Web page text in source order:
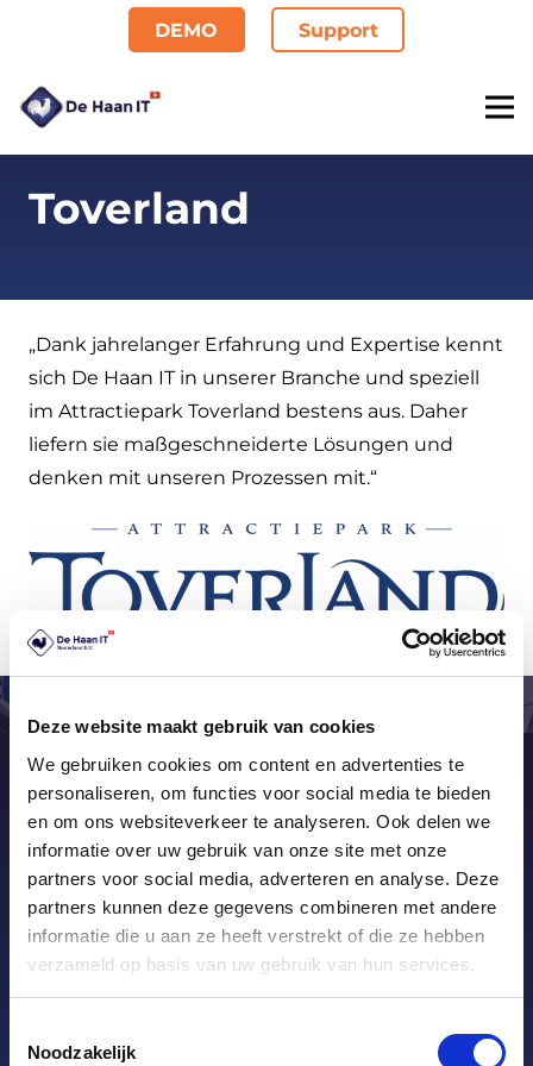
Deze website maakt gebruik van cookies
We gebruiken cookies om content en advertenties te
personaliseren, om functies voor social media te bieden
en om ons websiteverkeer te analyseren. Ook delen we
informatie over uw gebruik van onze site met onze
partners voor social media, adverteren en analyse. Deze
partners kunnen deze gegevens combineren met andere
informatie die u aan ze heeft verstrekt of die ze hebben
verzameld op basis van uw gebruik van hun services.
Noodzakelijk
DEMO Support
Toverland
„Dank jahrelanger Erfahrung und Expertise kennt
sich De Haan IT in unserer Branche und speziell
im Attractiepark Toverland bestens aus. Daher
liefern sie maßgeschneiderte Lösungen und
denken mit unseren Prozessen mit.“
Möchten Sie mehr erfahren?
Nehmen Sie dann bitte Kontakt
auf
Möchten Sie mehr über unsere kompletten POS-
Systeme erfahren, die Ihren Anforderungen
unendlichen Möglichkeiten.